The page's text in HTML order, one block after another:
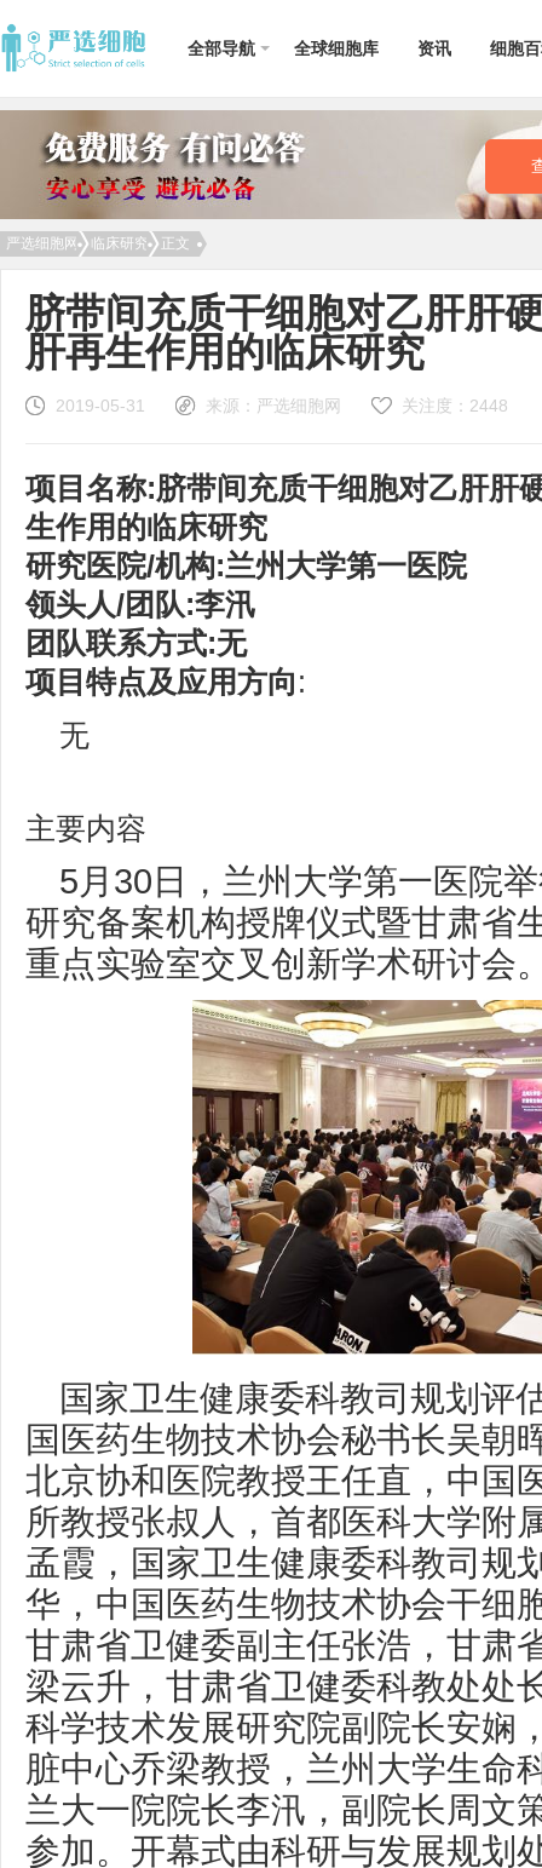
全部导航
名词释义
免疫细胞 间充质干细胞 成体干细胞
外周血干细胞 脐带血干细胞 乳牙干细胞
华通氏胶
造血干细胞
牙髓干细胞
脂肪干细胞
你真的了解
DNA吗？诠释
生命的意义及
DNA的前世今
生
临床研究
1型糖尿病
子
卵巢早衰
小
全球细胞库 资讯 细胞
严选细胞网 临床研究 正文
脐带间充质干细胞对乙肝肝
肝再生作用的临床研究
2019-05-31 来源：严选细胞网 关注度： 2448
项目名称:脐带间充质干细胞对乙肝肝
生作用的临床研究
研究医院/机构:兰州大学第一医院
领头人/团队:李汛
团队联系方式:无
项目特点及应用方向:
无
主要内容
5月30日，兰州大学第一医院
研究备案机构授牌仪式暨甘肃省
重点实验室交叉创新学术研讨会
国家卫生健康委科教司规划评
国医药生物技术协会秘书长吴朝
北京协和医院教授王任直，中国
所教授张叔人，首都医科大学附
孟霞，国家卫生健康委科教司规
华，中国医药生物技术协会干细
甘肃省卫健委副主任张浩，甘肃
梁云升，甘肃省卫健委科教处处
科学技术发展研究院副院长安娴
脏中心乔梁教授，兰州大学生命
兰大一院院长李汛，副院长周文
参加。开幕式由科研与发展规划